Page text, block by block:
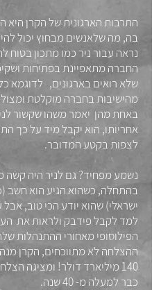
התרבות הארגונית של הקרן היא
בה, מה שלאנשים מבחוץ יכול
נראה עבור ניר כמו מתכון בטוח
החברה מתאפיינת בפתיחות
שלא רואים בארגונים, לדוגמא
מהישיבות בחברה מוקלטת
באחת מהן יאמר משהו שקשור
אחריותו, הוא יקבל מיד על כך
לצפות בקטע המדובר.
נשמע מפחיד? גם לניר היה קשה
בהתחלה, כשהוא הגיע הוא חשב
ישראלי) שהוא יודע הכי טוב,
למד לקבל פידבק ולראות את
הפילוסופי מאחורי ההתנהלות
ההצלחה לא מתווכחים, הקרן
140 מיליארד דולר! ומציגה
כבר למעלה מ- 40 שנה.